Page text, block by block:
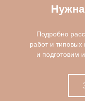
Подробно
работ и типовых
и подготовим